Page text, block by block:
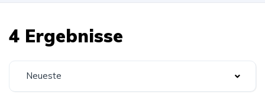
4 Ergebnisse
Neueste